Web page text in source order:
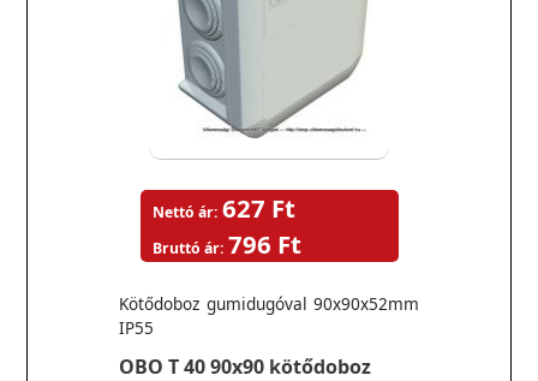
OBO T 40 90x90 kötődoboz
Kötődoboz gumidugóval 90x90x52mm
IP55
Nettó ár: 627 Ft
Bruttó ár: 796 Ft